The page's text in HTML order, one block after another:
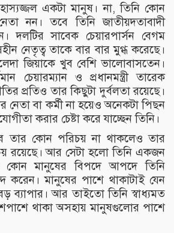
একটা মানুষ। না, তিনি কোন
নন। তবে তিনি জাতীয়দতাবাদী
দলটির সাবেক চেয়ারপার্সন বেগম
নেতৃত্ব তাকে বার বার মুগ্ধ করেছে।
জিয়াকে খুব বেশি ভালোবাসতেন।
চেয়ারম্যান ও প্রধানমন্ত্রী তারেক
প্রতিও তার কিছুটা দুর্বলতা রয়েছে।
নেতা বা কর্মী না হয়েও অনেকটা পিছন
করার চেষ্টা করে যাচ্ছেন তিনি।
তার কোন পরিচয় না থাকলেও তার
রয়েছে। আর সেটা হলো তিনি একজন
কোন মানুষের বিপদে আপদে তিনি
করেন। মানুষের পাশে থাকাটাই যেন
ব্যাপার। আর তাইতো তিনি স্বাধ্যমত
থাকা অসহায় মানুষগুলোর পাশে